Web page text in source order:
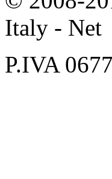
Italy - Net
P.IVA